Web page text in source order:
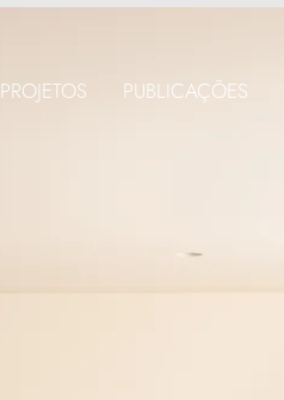
PROJETOS PUBLICAÇÕES